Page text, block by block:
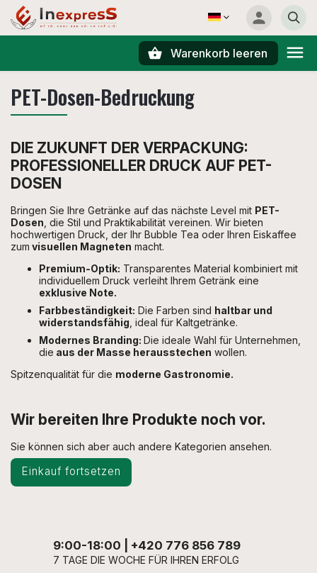
Warenkorb leeren
PET-Dosen-Bedruckung
DIE ZUKUNFT DER VERPACKUNG:
PROFESSIONELLER DRUCK AUF PET-
DOSEN
Bringen Sie Ihre Getränke auf das nächste Level mit PET-
Dosen, die Stil und Praktikabilität vereinen. Wir bieten
hochwertigen Druck, der Ihr Bubble Tea oder Ihren Eiskaffee
zum visuellen Magneten macht.
Premium-Optik: Transparentes Material kombiniert mit
individuellem Druck verleiht Ihrem Getränk eine
exklusive Note.
Farbbeständigkeit: Die Farben sind haltbar und
widerstandsfähig, ideal für Kaltgetränke.
Modernes Branding: Die ideale Wahl für Unternehmen,
die aus der Masse herausstechen wollen.
Spitzenqualität für die moderne Gastronomie.
Wir bereiten Ihre Produkte noch vor.
Sie können sich aber auch andere Kategorien ansehen.
Einkauf fortsetzen
9:00-18:00 | +420 776 856 789
7 TAGE DIE WOCHE FÜR IHREN ERFOLG